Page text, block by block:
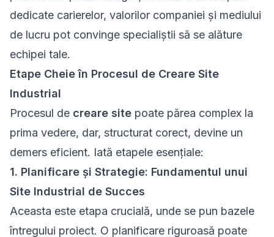
dedicate carierelor, valorilor companiei și mediului
de lucru pot convinge specialiștii să se alăture
echipei tale.
Etape Cheie în Procesul de Creare Site
Industrial
Procesul de creare site poate părea complex la
prima vedere, dar, structurat corect, devine un
demers eficient. Iată etapele esențiale:
1. Planificare și Strategie: Fundamentul unui
Site Industrial de Succes
Aceasta este etapa crucială, unde se pun bazele
întregului proiect. O planificare riguroasă poate